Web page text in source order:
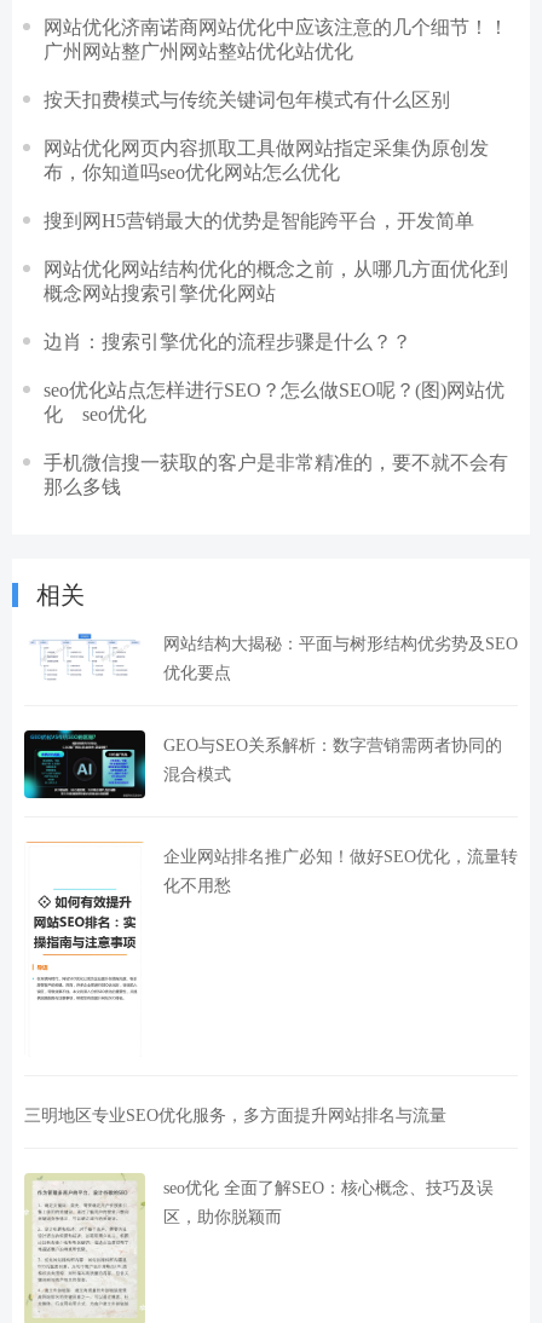
网站优化济南诺商网站优化中应该注意的几个细节！！
广州网站整广州网站整站优化站优化
按天扣费模式与传统关键词包年模式有什么区别
网站优化网页内容抓取工具做网站指定采集伪原创发
布，你知道吗seo优化网站怎么优化
搜到网H5营销最大的优势是智能跨平台，开发简单
网站优化网站结构优化的概念之前，从哪几方面优化到
概念网站搜索引擎优化网站
边肖：搜索引擎优化的流程步骤是什么？？
seo优化站点怎样进行SEO？怎么做SEO呢？(图)网站优
化 seo优化
手机微信搜一获取的客户是非常精准的，要不就不会有
那么多钱
相关
网站结构大揭秘：平面与树形结构优劣势及SEO
优化要点
GEO与SEO关系解析：数字营销需两者协同的
混合模式
企业网站排名推广必知！做好SEO优化，流量转
化不用愁
三明地区专业SEO优化服务，多方面提升网站排名与流量
seo优化 全面了解SEO：核心概念、技巧及误
区，助你脱颖而